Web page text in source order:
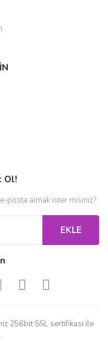
Ol!
posta almak ister misiniz?
EKLE
256bit SSL sertifikası ile